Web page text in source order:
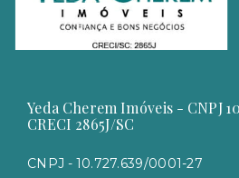
Yeda Cherem Imóveis - CNPJ
CRECI 2865J/SC
CNPJ - 10.727.639/0001-27